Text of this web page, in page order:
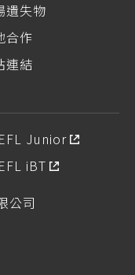
遺失物
合作
連結
Junior
iBT
公司